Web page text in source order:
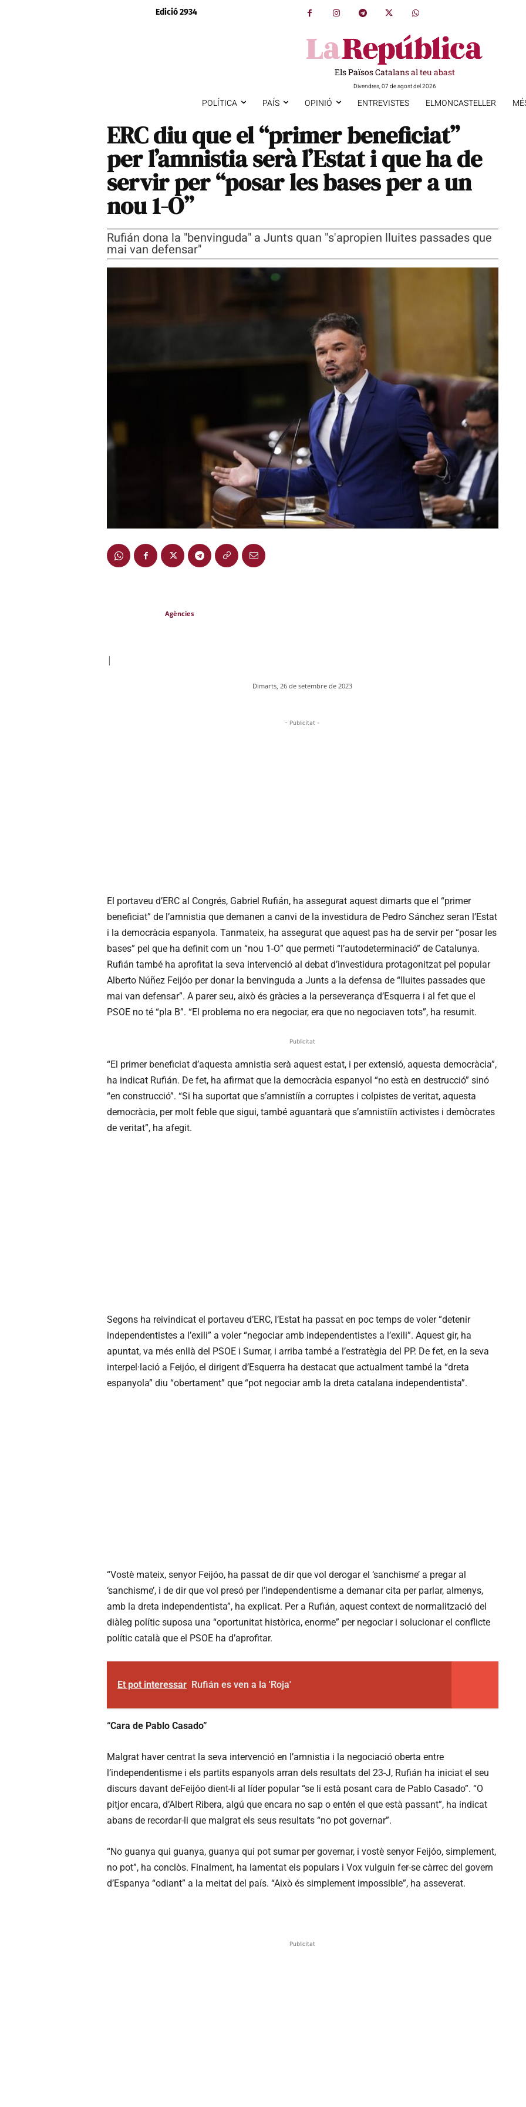
Edició 2934
Els Països Catalans al teu abast
Divendres, 07 de agost del 2026
POLÍTICA PAÍS OPINIÓ ENTREVISTES ELMONCASTELLER
ERC diu que el “primer beneficiat”
per l’amnistia serà l’Estat i que ha de
servir per “posar les bases per a un
nou 1-O”
Rufián dona la "benvinguda" a Junts quan "s'apropien lluites passades que
mai van defensar"
Agències
|
Dimarts, 26 de setembre de 2023
- Publicitat -
El portaveu d’ERC al Congrés, Gabriel Rufián, ha assegurat aquest dimarts que el “primer
beneficiat” de l’amnistia que demanen a canvi de la investidura de Pedro Sánchez seran l’Estat
i la democràcia espanyola. Tanmateix, ha assegurat que aquest pas ha de servir per “posar les
bases” pel que ha definit com un “nou 1-O” que permeti “l’autodeterminació” de Catalunya.
Rufián també ha aprofitat la seva intervenció al debat d’investidura protagonitzat pel popular
Alberto Núñez Feijóo per donar la benvinguda a Junts a la defensa de “lluites passades que
mai van defensar”. A parer seu, això és gràcies a la perseverança d’Esquerra i al fet que el
PSOE no té “pla B”. “El problema no era negociar, era que no negociaven tots”, ha resumit.
Publicitat
“El primer beneficiat d’aquesta amnistia serà aquest estat, i per extensió, aquesta democràcia”,
ha indicat Rufián. De fet, ha afirmat que la democràcia espanyol “no està en destrucció” sinó
“en construcció”. “Si ha suportat que s’amnistiïn a corruptes i colpistes de veritat, aquesta
democràcia, per molt feble que sigui, també aguantarà que s’amnistiïn activistes i demòcrates
de veritat”, ha afegit.
Segons ha reivindicat el portaveu d’ERC, l’Estat ha passat en poc temps de voler “detenir
independentistes a l’exili” a voler “negociar amb independentistes a l’exili”. Aquest gir, ha
apuntat, va més enllà del PSOE i Sumar, i arriba també a l’estratègia del PP. De fet, en la seva
interpel·lació a Feijóo, el dirigent d’Esquerra ha destacat que actualment també la “dreta
espanyola” diu “obertament” que “pot negociar amb la dreta catalana independentista”.
“Vostè mateix, senyor Feijóo, ha passat de dir que vol derogar el ‘sanchisme’ a pregar al
‘sanchisme’, i de dir que vol presó per l’independentisme a demanar cita per parlar, almenys,
amb la dreta independentista”, ha explicat. Per a Rufián, aquest context de normalització del
diàleg polític suposa una “oportunitat històrica, enorme” per negociar i solucionar el conflicte
polític català que el PSOE ha d’aprofitar.
Et pot interessar Rufián es ven a la 'Roja'
“Cara de Pablo Casado”
Malgrat haver centrat la seva intervenció en l’amnistia i la negociació oberta entre
l’independentisme i els partits espanyols arran dels resultats del 23-J, Rufián ha iniciat el seu
discurs davant deFeijóo dient-li al líder popular “se li està posant cara de Pablo Casado”. “O
pitjor encara, d’Albert Ribera, algú que encara no sap o entén el que està passant”, ha indicat
abans de recordar-li que malgrat els seus resultats “no pot governar”.
“No guanya qui guanya, guanya qui pot sumar per governar, i vostè senyor Feijóo, simplement,
no pot”, ha conclòs. Finalment, ha lamentat els populars i Vox vulguin fer-se càrrec del govern
d’Espanya “odiant” a la meitat del país. “Això és simplement impossible”, ha asseverat.
Publicitat